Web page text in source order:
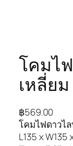
โคมไ
เหลี่ย
฿569.00
โคมไฟดาวไ
L135 x W135